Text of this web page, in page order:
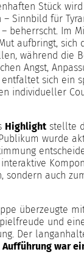
Stück
– Sinnbild für
beherrscht. Im
aufbringt, sich
während die
Angst,
entfaltet sich ein
individueller
Highlightstellte
wurde
interaktive
sondern auch
überzeugte
und
Der
Aufführung war